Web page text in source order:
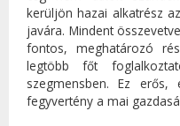
kerüljön hazai alkatrész
javára. Mindent
fontos, meghatározó
legtöbb főt
szegmensben. Ez erős,
fegyvertény a mai